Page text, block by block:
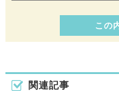
関連記事